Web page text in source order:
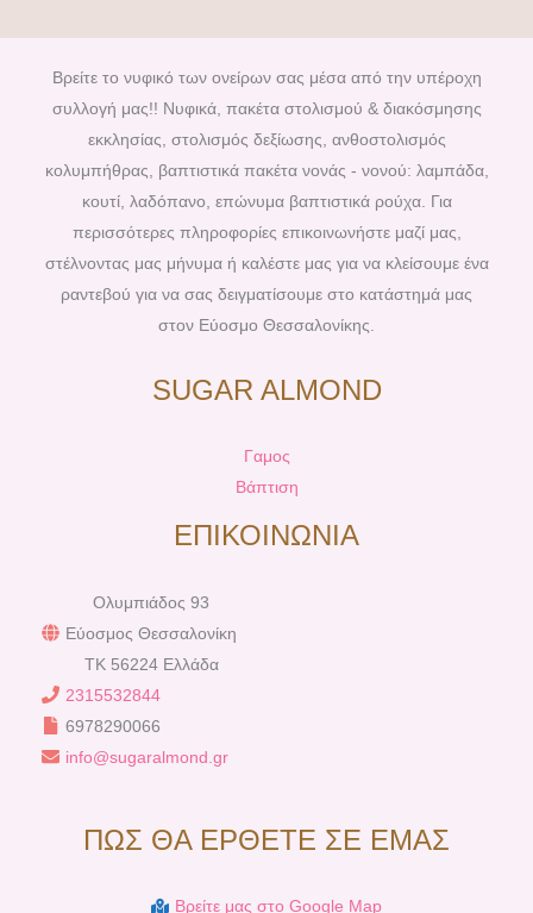
e
b
o
o
k
t
e
r
e
s
t
t
a
g
r
a
m
t
u
b
Βρείτε το νυφικό των ονείρων σας μέσα από την υπέροχη
συλλογή μας!! Νυφικά, πακέτα στολισμού & διακόσμησης
εκκλησίας, στολισμός δεξίωσης, ανθοστολισμός
κολυμπήθρας, βαπτιστικά πακέτα νονάς - νονού: λαμπάδα,
κουτί, λαδόπανο, επώνυμα βαπτιστικά ρούχα. Για
περισσότερες πληροφορίες επικοινωνήστε μαζί μας,
στέλνοντας μας μήνυμα ή καλέστε μας για να κλείσουμε ένα
ραντεβού για να σας δειγματίσουμε στο κατάστημά μας
στον Εύοσμο Θεσσαλονίκης.
SUGAR ALMOND
Γαμος
Βάπτιση
ΕΠΙΚΟΙΝΩΝΙΑ
Ολυμπιάδος 93
Εύοσμος Θεσσαλονίκη
TK 56224 Ελλάδα
2315532844
6978290066
info@sugaralmond.gr
ΠΩΣ ΘΑ ΕΡΘΕΤΕ ΣΕ ΕΜΑΣ
Βρείτε μας στο Google Map